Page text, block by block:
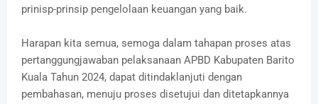
prinisp-prinsip pengelolaan keuangan yang baik.
Harapan kita semua, semoga dalam tahapan proses atas
pertanggungjawaban pelaksanaan APBD Kabupaten Barito
Kuala Tahun 2024, dapat ditindaklanjuti dengan
pembahasan, menuju proses disetujui dan ditetapkannya